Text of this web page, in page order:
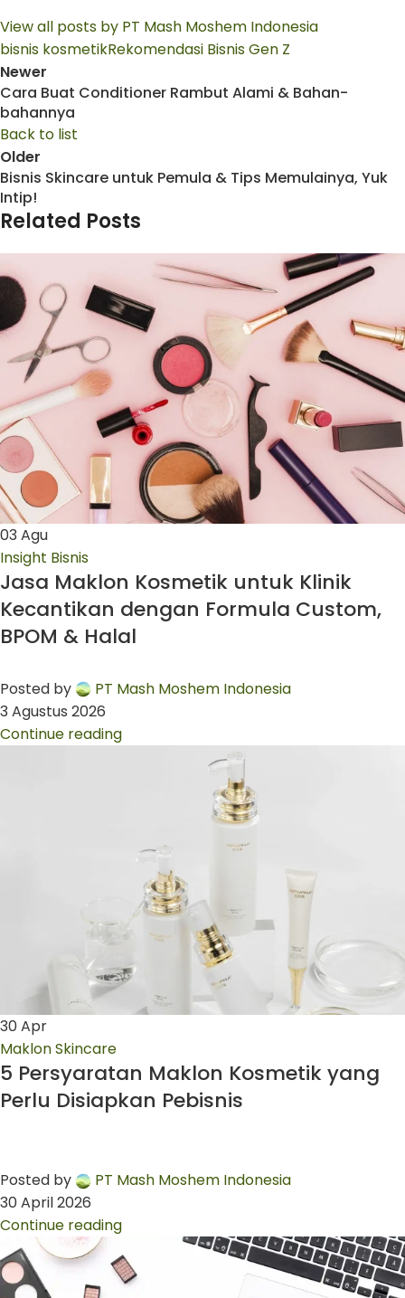
View all posts by PT Mash Moshem Indonesia
bisnis kosmetikRekomendasi Bisnis Gen Z
Newer
Cara Buat Conditioner Rambut Alami & Bahan-
bahannya
Back to list
Older
Bisnis Skincare untuk Pemula & Tips Memulainya, Yuk
Intip!
Related Posts
03 Agu
Insight Bisnis
Jasa Maklon Kosmetik untuk Klinik
Kecantikan dengan Formula Custom,
BPOM & Halal
Posted by
PT Mash Moshem Indonesia
3 Agustus 2026
Continue reading
30Apr
Maklon Skincare
5 Persyaratan Maklon Kosmetik yang
Perlu Disiapkan Pebisnis
Posted by
PT Mash Moshem Indonesia
30 April 2026
Continue reading